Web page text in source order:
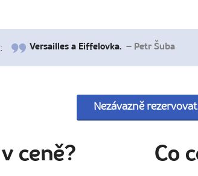
Versailles a Eiffelovka. – Petr Šuba
Nezávazně rezervovat
ceně? Co